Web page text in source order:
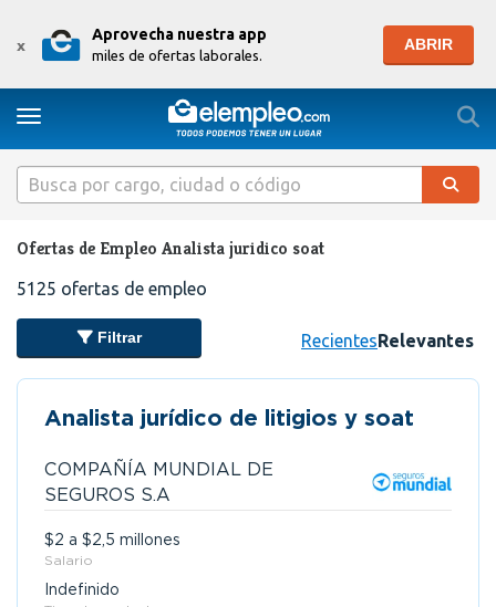
x
Aprovecha nuestra app
miles de ofertas laborales.
ABRIR
Toggle navigation
Ofertas de Empleo Analista juridico soat
5125 ofertas de empleo
Filtrar RecientesRelevantes
Analista jurídico de litigios y soat
COMPAÑÍA MUNDIAL DE
SEGUROS S.A
$2 a $2,5 millones
Salario
Indefinido